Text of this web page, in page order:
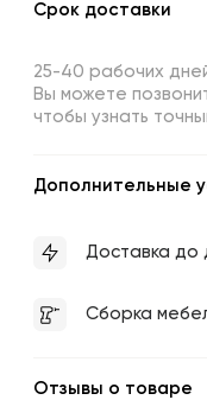
Срок доставки
25-40 рабочих
Вы можете
чтобы узнать
Дополнительные
Доставка до
Сборка
Отзывы о товаре